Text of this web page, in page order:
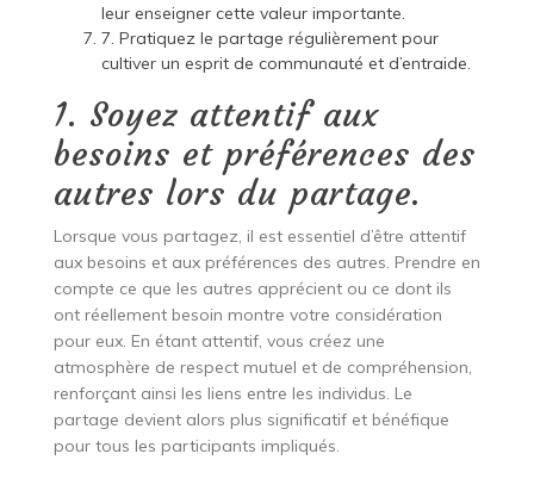
leur enseigner cette valeur importante.
7. Pratiquez le partage régulièrement pour
cultiver un esprit de communauté et d’entraide.
1. Soyez attentif aux
besoins et préférences des
autres lors du partage.
Lorsque vous partagez, il est essentiel d’être attentif
aux besoins et aux préférences des autres. Prendre en
compte ce que les autres apprécient ou ce dont ils
ont réellement besoin montre votre considération
pour eux. En étant attentif, vous créez une
atmosphère de respect mutuel et de compréhension,
renforçant ainsi les liens entre les individus. Le
partage devient alors plus significatif et bénéfique
pour tous les participants impliqués.